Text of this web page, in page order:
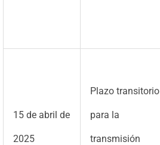
15 de abril de
2025
Plazo transitorio
para la
transmisión